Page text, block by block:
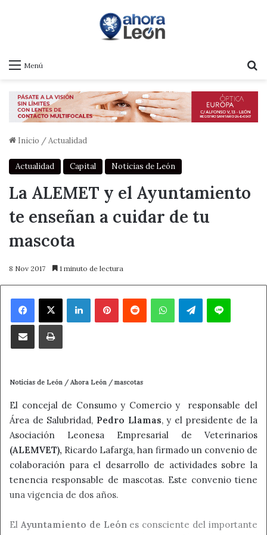
Menú
Inicio /Actualidad
Actualidad Capital Noticias de León
La ALEMET y el Ayuntamiento
te enseñan a cuidar de tu
mascota
8 Nov 2017 1 minuto de lectura
Facebook
X LinkedInPinterestReddit WhatsAppTelegramLine
Compartir por correo electrónicoImprimir
Noticias de León / Ahora León / mascotas
El concejal de Consumo y Comercio y responsable del
Área de Salubridad, Pedro Llamas, y el presidente de la
Asociación Leonesa Empresarial de Veterinarios
(ALEMVET), Ricardo Lafarga, han firmado un convenio de
colaboración para el desarrollo de actividades sobre la
tenencia responsable de mascotas. Este convenio tiene
una vigencia de dos años.
El Ayuntamiento de Leónes consciente del importante